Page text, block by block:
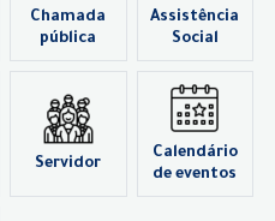
Chamada
pública
Assistência
Social
Servidor
Calendário
de eventos